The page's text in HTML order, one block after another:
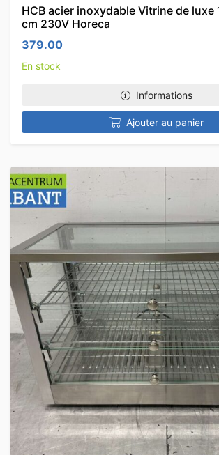
HCB acier inoxydable Vitrine de luxe
cm 230V Horeca
379.00
En stock
Informations
Ajouter au panier